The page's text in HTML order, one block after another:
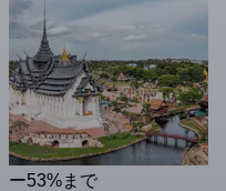
ー53%まで